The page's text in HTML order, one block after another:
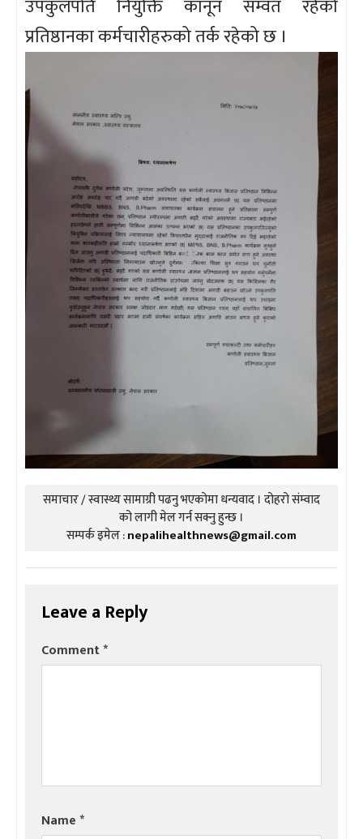
उपकुलपति नियुक्ति कानून सम्वत रहेको
प्रतिष्ठानका कर्मचारीहरुको तर्क रहेको छ ।
समाचार / स्वास्थ्य सामाग्री पढनु भएकोमा धन्यवाद । दोहरो संम्वाद
को लागी मेल गर्न सक्नु हुन्छ ।
सम्पर्क इमेल :nepalihealthnews@gmail.com
Leave a Reply
Comment*
Name*